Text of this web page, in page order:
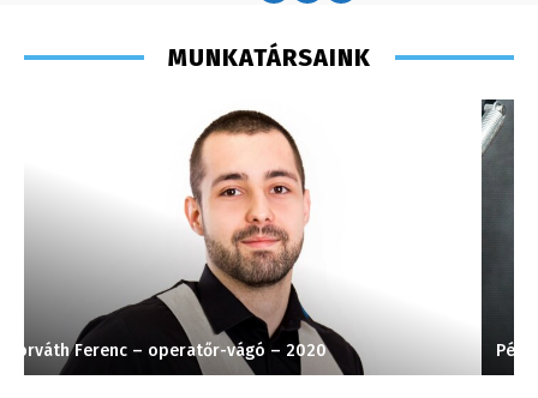
MUNKATÁRSAINK
Pénzes Anikó – 2008